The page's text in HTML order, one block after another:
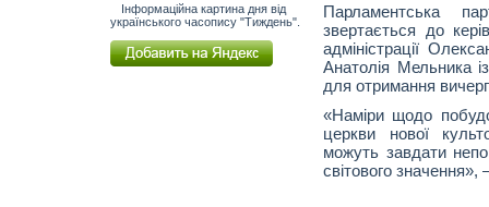
Інформаційна картина дня від
українського часопису "Тиждень".
Парламентська
звертається до
адміністрації
Анатолія Мельника
для отримання
«Наміри щодо
церкви нової
можуть завдати
світового